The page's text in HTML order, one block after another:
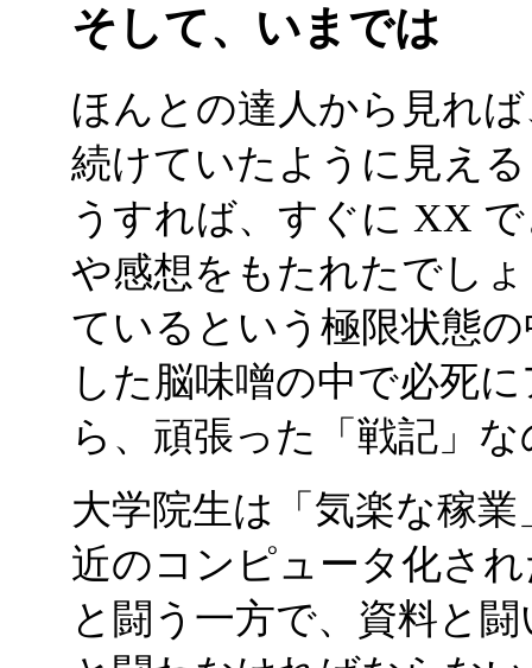
そして、いまでは
ほんとの達人から見れ
続けていたように見え
うすれば、すぐに XX
や感想をもたれたでし
ているという極限状態
した脳味噌の中で必死
ら、頑張った「戦記」
大学院生は「気楽な稼
近のコンピュータ化さ
と闘う一方で、資料と